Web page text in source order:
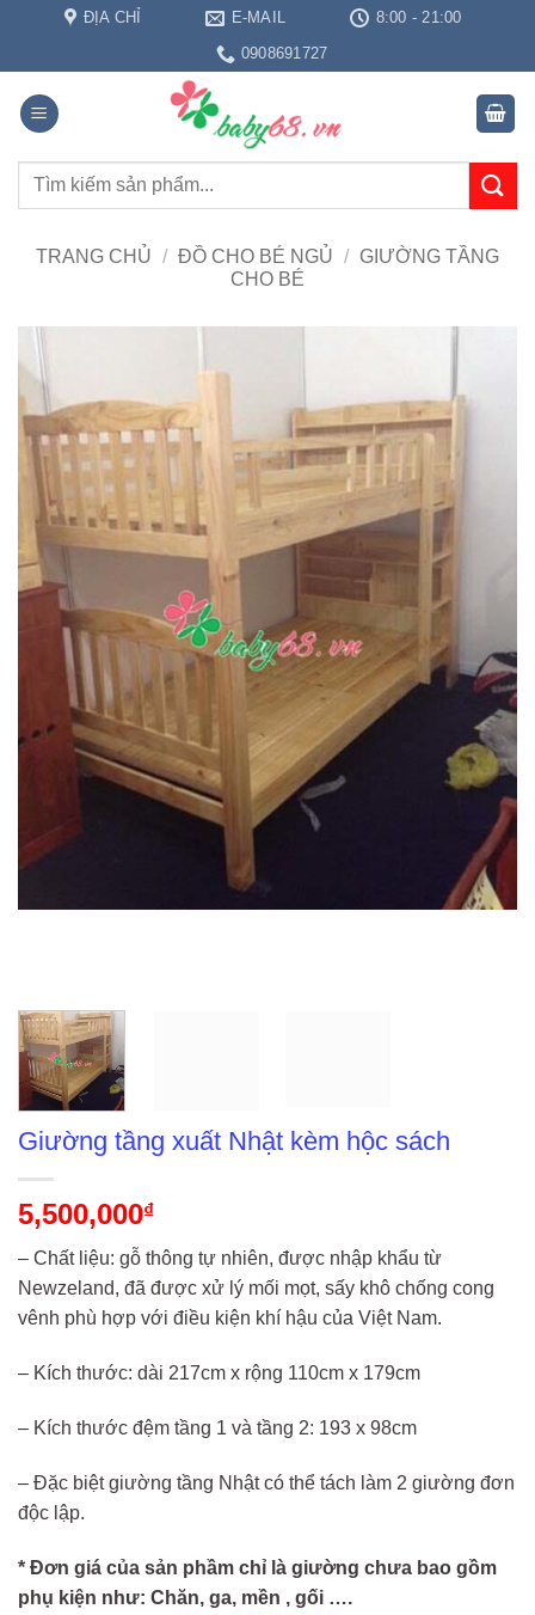
nội
dung
ĐỊA CHỈ E-MAIL
8:00 - 21:00
0908691727
Tìm
TRANG CHỦ / ĐỒ CHO BÉ NGỦ /
GIƯỜNG TẦNG
CHO BÉ
Giường tầng xuất Nhật kèm hộc sách
5,500,000₫
– Chất liệu: gỗ thông tự nhiên, được nhập khẩu từ
Newzeland, đã được xử lý mối mọt, sấy khô chống cong
vênh phù hợp với điều kiện khí hậu của Việt Nam.
– Kích thước: dài 217cm x rộng 110cm x 179cm
– Kích thước đệm tầng 1 và tầng 2: 193 x 98cm
– Đặc biệt giường tầng Nhật có thể tách làm 2 giường đơn
độc lập.
* Đơn giá của sản phầm chỉ là giường chưa bao gồm
phụ kiện như: Chăn, ga, mền , gối ….